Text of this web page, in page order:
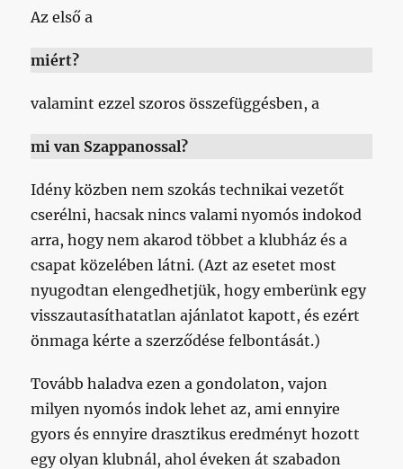
Az első a
miért?
valamint ezzel szoros összefüggésben, a
mi van Szappanossal?
Idény közben nem szokás technikai vezetőt
cserélni, hacsak nincs valami nyomós indokod
arra, hogy nem akarod többet a klubház és a
csapat közelében látni. (Azt az esetet most
nyugodtan elengedhetjük, hogy emberünk egy
visszautasíthatatlan ajánlatot kapott, és ezért
önmaga kérte a szerződése felbontását.)
Tovább haladva ezen a gondolaton, vajon
milyen nyomós indok lehet az, ami ennyire
gyors és ennyire drasztikus eredményt hozott
egy olyan klubnál, ahol éveken át szabadon